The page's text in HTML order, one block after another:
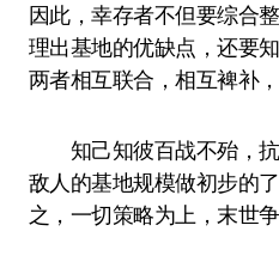
因此，幸存者不但要综合
理出基地的优缺点，还要
两者相互联合，相互裨补
知己知彼百战不殆，抗
敌人的基地规模做初步的
之，一切策略为上，末世